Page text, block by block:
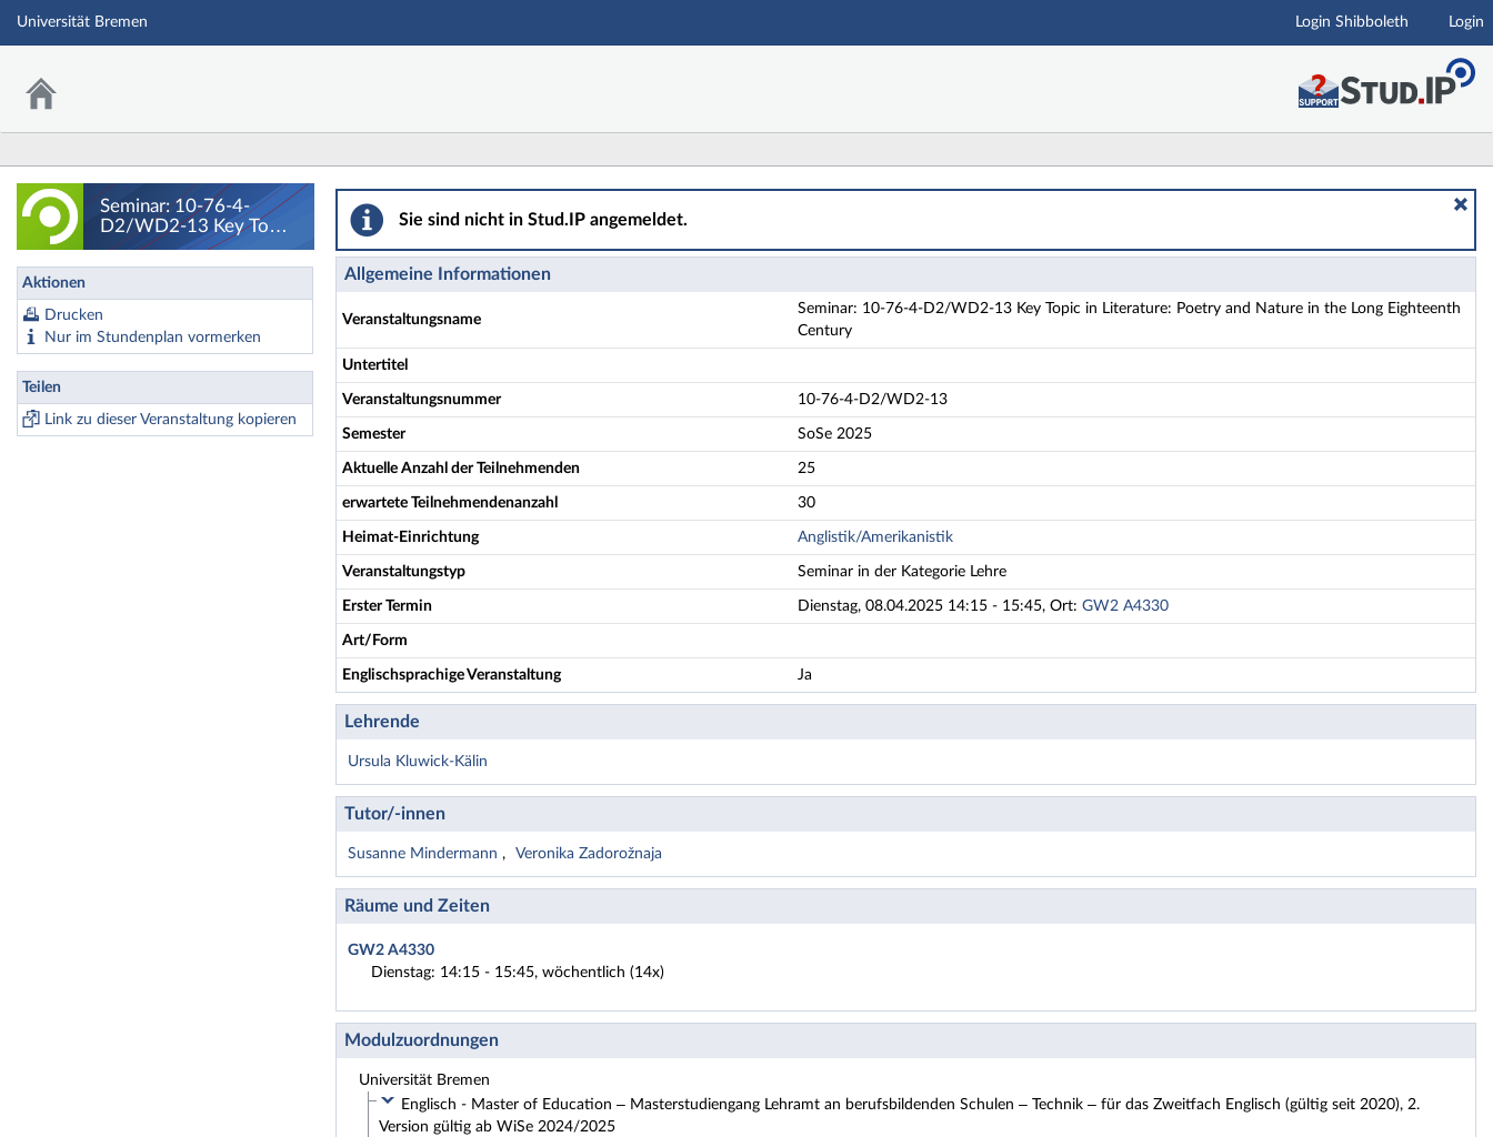
Hauptnavigation
Universität Bremen Login Shibboleth Login
Seminar: 10-76-4-
D2/WD2-13 Key Topic
in Literature: Poetry and
Nature in the Long
Details
Aktionen
Drucken
Nur im Stundenplan vormerken
Teilen
Link zu dieser Veranstaltung kopieren
Seminar: 10-76-4-D2/WD2-13 Key Topic in Literature: Poetry and Nature in the Long Eighteenth Century - Details
Sie sind nicht in Stud.IP angemeldet.
Allgemeine Informationen
Veranstaltungsname
Seminar: 10-76-4-D2/WD2-13 Key Topic in Literature: Poetry and Nature in the Long Eighteenth
Century
Untertitel
Veranstaltungsnummer 10-76-4-D2/WD2-13
Semester SoSe 2025
Aktuelle Anzahl der Teilnehmenden 25
erwartete Teilnehmendenanzahl 30
Heimat-Einrichtung Anglistik/Amerikanistik
Veranstaltungstyp Seminar in der Kategorie Lehre
Erster Termin Dienstag, 08.04.2025 14:15 - 15:45, Ort: GW2 A4330
Art/Form
Englischsprachige Veranstaltung Ja
Lehrende
Ursula Kluwick-Kälin
Tutor/-innen
Susanne Mindermann Veronika Zadorožnaja
Räume und Zeiten
GW2 A4330
Dienstag: 14:15 - 15:45, wöchentlich (14x)
Modulzuordnungen
Universität Bremen
Englisch - Master of Education – Masterstudiengang Lehramt an berufsbildenden Schulen – Technik – für das Zweitfach Englisch (gültig seit 2020), 2.
Version gültig ab WiSe 2024/2025